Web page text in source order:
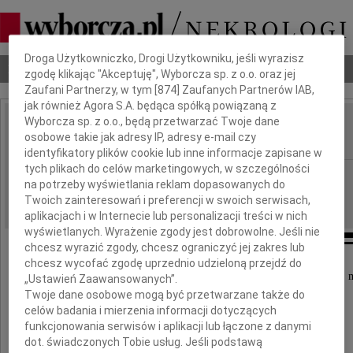
Nekrologi Odeszli Poradnik pogrzebowy
IMIĘ I NAZWISKO: Beata Mik
REGION: cała Polska
DATA EMISJI: 20.03.2023
Ludzie żyją tak długo, jak długo inni pielęgnują pamięć o nich,
W dniu 19 marca minęła 3 rocznica śmierci
Dbamy o Twoją prywatność
Droga Użytkowniczko, Drogi Użytkowniku, jeśli wyrazisz
zgodę klikając "Akceptuję", Wyborcza sp. z o.o. oraz jej
Zaufani Partnerzy, w tym [874 ] Zaufanych Partnerów IAB,
jak również Agora S.A. będąca spółką powiązaną z
Wyborcza sp. z o.o., będą przetwarzać Twoje dane
osobowe takie jak adresy IP, adresy e-mail czy
identyfikatory plików cookie lub inne informacje zapisane w
tych plikach do celów marketingowych, w szczególności
na potrzeby wyświetlania reklam dopasowanych do
Twoich zainteresowań i preferencji w swoich serwisach,
aplikacjach i w Internecie lub personalizacji treści w nich
wyświetlanych. Wyrażenie zgody jest dobrowolne. Jeśli nie
chcesz wyrazić zgody, chcesz ograniczyć jej zakres lub
chcesz wycofać zgodę uprzednio udzieloną przejdź do
„Ustawień Zaawansowanych”.
Twoje dane osobowe mogą być przetwarzane także do
celów badania i mierzenia informacji dotyczących
funkcjonowania serwisów i aplikacji lub łączone z danymi
dot. świadczonych Tobie usług. Jeśli podstawą